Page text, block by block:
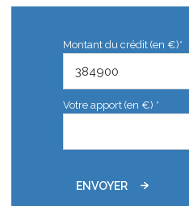
Montant du crédit (en €)*
Votre apport (en €) *
ENVOYER